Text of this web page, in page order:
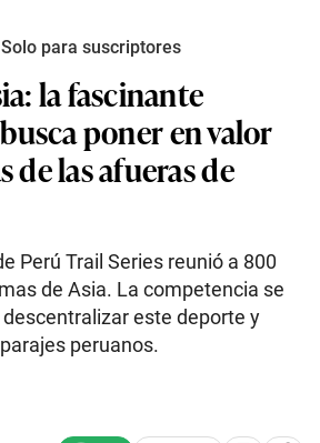
Solo para suscriptores
la fascinante
poner en valor
de las afueras de
Perú Trail Series reunió a 800
de Asia. La competencia se
este deporte y
peruanos.